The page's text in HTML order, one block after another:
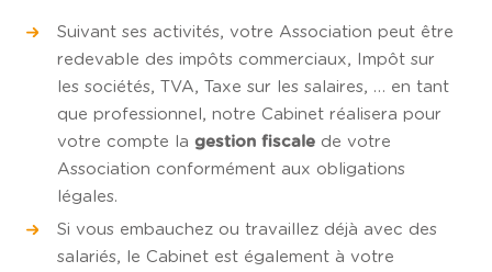
Suivant ses activités, votre Association peut être
redevable des impôts commerciaux, Impôt sur
les sociétés, TVA, Taxe sur les salaires, … en tant
que professionnel, notre Cabinet réalisera pour
votre compte la gestion fiscale de votre
Association conformément aux obligations
légales.
Si vous embauchez ou travaillez déjà avec des
salariés, le Cabinet est également à votre